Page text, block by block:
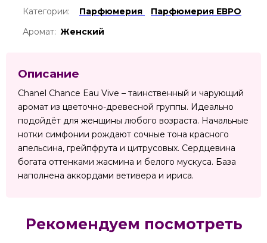
Категории:
Парфюмерия
Парфюмерия ЕВРО
Аромат: Женский
Описание
Chanel Chance Eau Vive – таинственный и чарующий
аромат из цветочно-древесной группы. Идеально
подойдёт для женщины любого возраста. Начальные
нотки симфонии рождают сочные тона красного
апельсина, грейпфрута и цитрусовых. Сердцевина
богата оттенками жасмина и белого мускуса. База
наполнена аккордами ветивера и ириса.
Рекомендуем посмотреть